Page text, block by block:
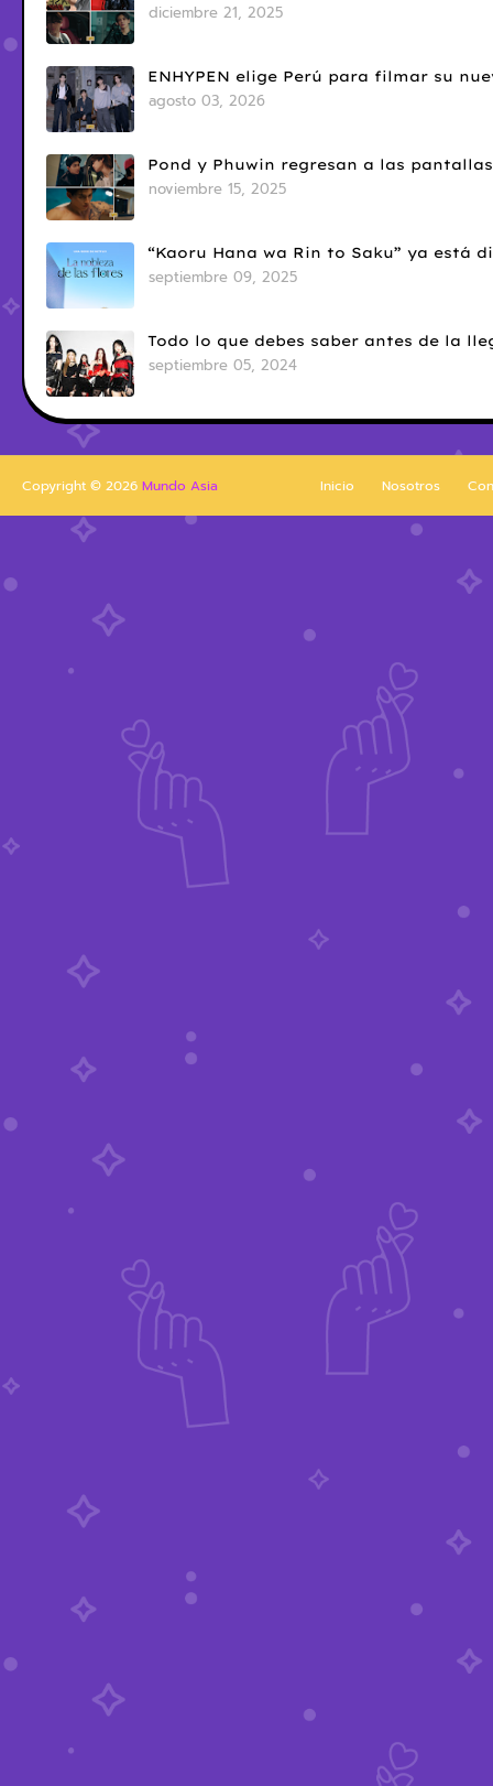
diciembre 21, 2025
ENHYPEN elige Perú para filmar su
agosto 03, 2026
Pond y Phuwin regresan a las
noviembre 15, 2025
“Kaoru Hana wa Rin to Saku” ya está
septiembre 09, 2025
Todo lo que debes saber antes de la
septiembre 05, 2024
Inicio Nosotros
Copyright © 2026 Mundo Asia